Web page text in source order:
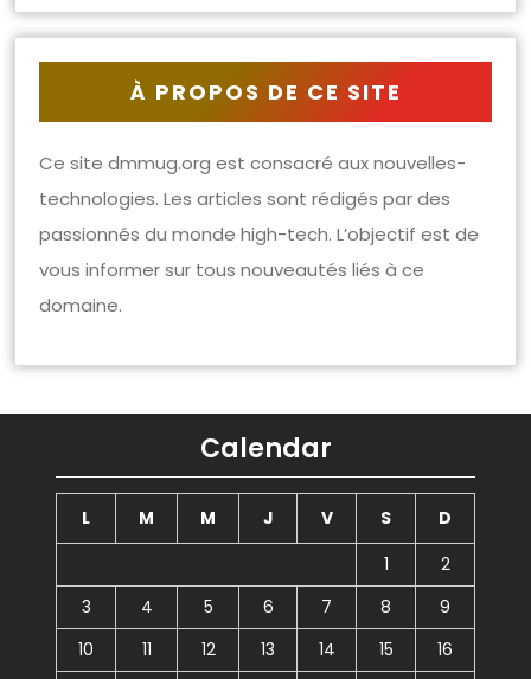
À PROPOS DE CE SITE
Ce site dmmug.org est consacré aux nouvelles-
technologies. Les articles sont rédigés par des
passionnés du monde high-tech. L’objectif est de
vous informer sur tous nouveautés liés à ce
domaine.
Calendar
L M M J V S
D
1
2
3
4 5 6 7 8
9
10
11 12 13 14 15
16